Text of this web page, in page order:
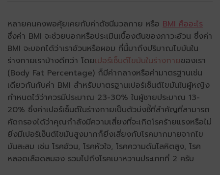
หลายคนคงพอคุ้ยเคยกับค่าดัชนีมวลกาย หรือ BMI คืออะไร
ซึ่งค่า BMI จะช่วยบอกหรือประเมินเบื้องต้นของภาวะอ้วน ซึ่งค่า
BMI จะบอกได้ว่าเราอ้วนหรือผอม ที่นี้มาถึงปริมาณไขมันใน
ร่างกายเราบ้างดีกว่า โดยเปอร์เซ็นต์ไขมันในร่างกายของเรา
(Body Fat Percentage) ก็มีค่ากลางหรือค่ามาตรฐานเช่น
เดียวกันกับค่า BMI สำหรับมาตรฐานเปอร์เซ็นต์ไขมันในผู้หญิง
กำหนดไว้ว่าควรมีประมาณ 23-30% ในผู้ชายประมาณ 13-
20% ซึ่งค่าเปอร์เซ็นต์ในร่างกายเป็นตัวบ่งชี้ที่สำคัญที่สามารถ
คัดกรองได้ว่าคุณกำลังมีความเสี่ยงที่จะเกิดโรคร้ายแรงหรือไม่
ยิ่งมีเปอร์เซ็นต์ไขมันสูงมากก็ยิ่งเสี่ยงกับโรคมากมายจากไข
มันสะสม เช่น โรคอ้วน, โรคหัวใจ, โรคความดันโลหิตสูง, โรค
หลอดเลือดสมอง รวมไปถึงโรคเบาหวานประเภทที่ 2 ครับ